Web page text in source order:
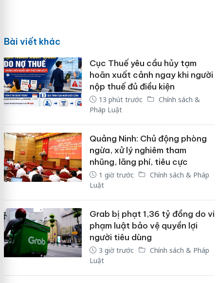
Bài viết khác
Cục Thuế yêu cầu hủy tạm
hoãn xuất cảnh ngay khi người
nộp thuế đủ điều kiện
13 phút trước
Chính sách &
Pháp Luật
Quảng Ninh: Chủ động phòng
ngừa, xử lý nghiêm tham
nhũng, lãng phí, tiêu cực
1 giờ trước
Chính sách & Pháp
Luật
Grab bị phạt 1,36 tỷ đồng do vi
phạm luật bảo vệ quyền lợi
người tiêu dùng
3 giờ trước
Chính sách & Pháp
Luật